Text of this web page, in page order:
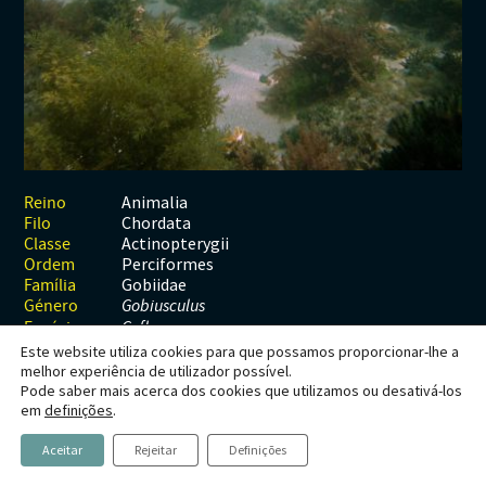
Reino
Animalia
Filo
Chordata
Classe
Actinopterygii
Ordem
Perciformes
Família
Gobiidae
Género
Gobiusculus
Espécie G. flavescens
Gobiusculus flavescens
Este website utiliza cookies para que possamos proporcionar-lhe a
melhor experiência de utilizador possível.
Pode saber mais acerca dos cookies que utilizamos ou desativá-los
em definições.
Aceitar Rejeitar Definições
ContactosArtrópodes
Aracnídeos
Crustáceos
Diplópodes
Cnidários
Cordados
Anfíbios
Tunicados
Equinodermes
Angiospérmicas
Briófitas
Gimnospérmicas
Pteridófitas
Fungos
Ascomicetes
Basidiomicetes
Anelídeos
Artrópodes
Braquiópodes
Cnidários
Peixes
Répteis
Plantas
Gimnospérmicas
Pteridófitas
Chromista
Glossário
Revista Naturae digital
Financiamento